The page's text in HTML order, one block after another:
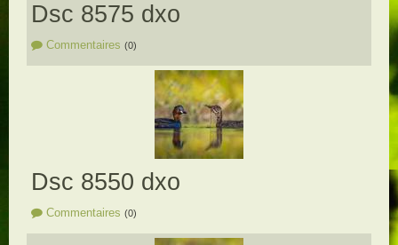
Dsc 8575 dxo
Commentaires (0)
Dsc 8550 dxo
Commentaires (0)